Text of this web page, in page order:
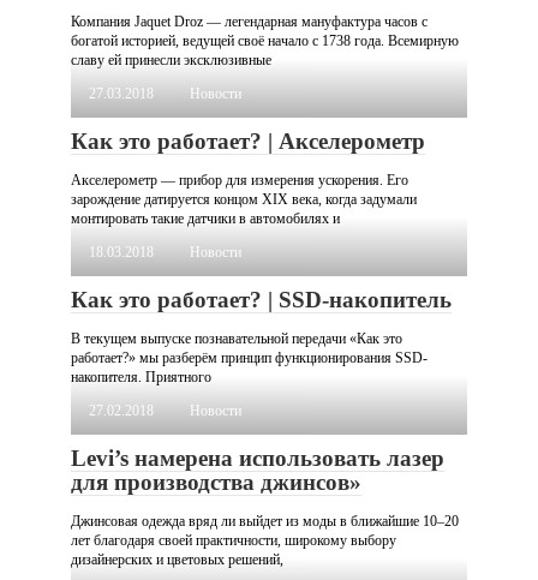
Компания Jaquet Droz — легендарная мануфактура часов с
богатой историей, ведущей своё начало с 1738 года. Всемирную
славу ей принесли эксклюзивные
27.03.2018
Новости
Как это работает? | Акселерометр
Акселерометр — прибор для измерения ускорения. Его
зарождение датируется концом XIX века, когда задумали
монтировать такие датчики в автомобилях и
18.03.2018
Новости
Как это работает? | SSD-накопитель
В текущем выпуске познавательной передачи «Как это
работает?» мы разберём принцип функционирования SSD-
накопителя. Приятного
27.02.2018
Новости
Levi’s намерена использовать лазер
для производства джинсов»
Джинсовая одежда вряд ли выйдет из моды в ближайшие 10–20
лет благодаря своей практичности, широкому выбору
дизайнерских и цветовых решений,